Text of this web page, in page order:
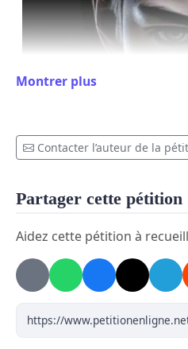
Montrer plus
Contacter l’auteur de la
Partager cette pétition
Aidez cette pétition à